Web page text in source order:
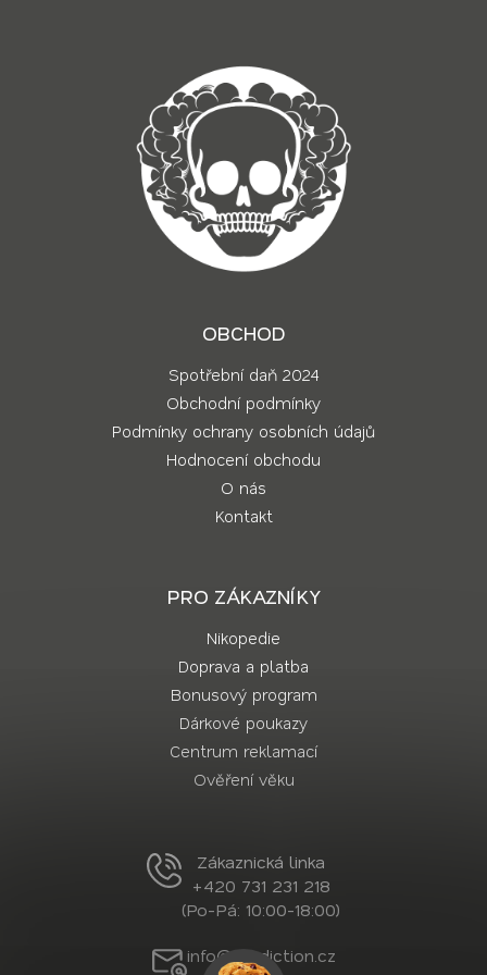
OBCHOD
Spotřební daň 2024
Obchodní podmínky
Podmínky ochrany osobních údajů
Hodnocení obchodu
O nás
Kontakt
PRO ZÁKAZNÍKY
Nikopedie
Doprava a platba
Bonusový program
Dárkové poukazy
Centrum reklamací
Ověření věku
Zákaznická linka
+420 731 231 218
(Po-Pá: 10:00-18:00)
info@nordiction.cz